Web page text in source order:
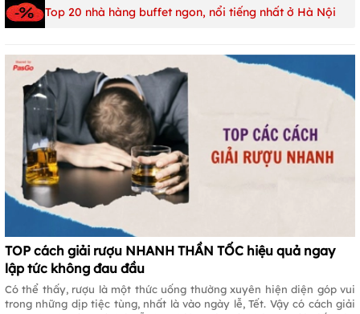
Top 20 nhà hàng buffet ngon, nổi tiếng nhất ở Hà Nội
TOP cách giải rượu NHANH THẦN TỐC hiệu quả ngay
lập tức không đau đầu
Có thể thấy, rượu là một thức uống thường xuyên hiện diện góp vui
trong những dịp tiệc tùng, nhất là vào ngày lễ, Tết. Vậy có cách giải